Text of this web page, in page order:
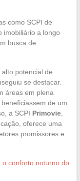
como SCPI de
imobiliário a longo
busca de
potencial de
se destacar.
áreas em plena
de um
a SCPI Primovie,
oferece uma
promissores e
conforto noturno do